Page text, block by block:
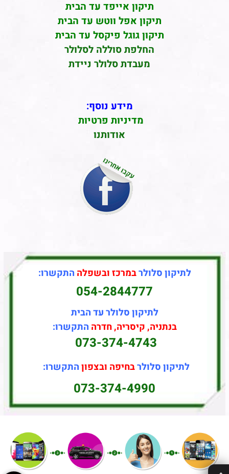
תיקון אייפד עד הבית
תיקון אפל ווטש עד הבית
תיקון גוגל פיקסל עד הבית
החלפת סוללה לסלולר
מעבדת סלולר ניידת
מידע נוסף:
מדיניות פרטיות
אודותנו
לתיקון סלולרבמרכז ובשפלה התקשרו:
054-2844777
לתיקון סלולר עד הבית
בנתניה, קיסריה, חדרה התקשרו:
073-374-4743
לתיקון סלולרבחיפה ובצפוןהתקשרו:
073-374-4990
✕